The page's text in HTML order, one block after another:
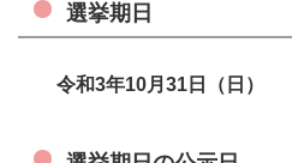
選挙期日
令和3年10月31日（日）